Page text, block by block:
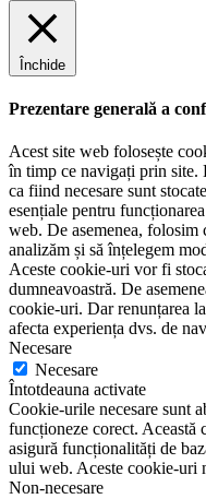
Închide
Prezentare generală a
Acest site web folosește
în timp ce navigați prin site.
ca fiind necesare sunt
esențiale pentru
web. De asemenea, folosim
analizăm și să înțelegem
Aceste cookie-uri vor fi
dumneavoastră. De
cookie-uri. Dar renunțarea
afecta experiența dvs. de
Necesare
Necesare
Întotdeauna activate
Cookie-urile necesare sunt
funcționeze corect. Această
asigură funcționalități de
ului web. Aceste cookie-uri
Non-necesare